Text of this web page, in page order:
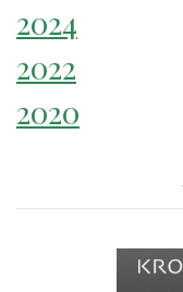
2024
2022
2020